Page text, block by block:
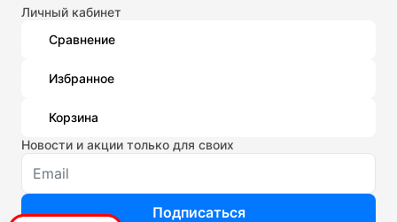
Личный кабинет
Сравнение
Избранное
Корзина
Новости и акции только для своих
Подписаться